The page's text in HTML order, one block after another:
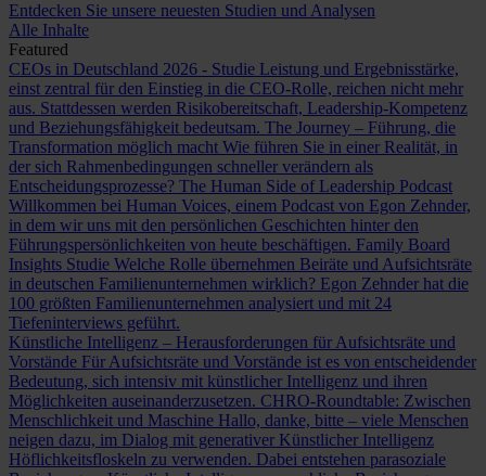
Entdecken Sie unsere neuesten Studien und Analysen
Alle Inhalte
Featured
CEOs in Deutschland 2026 - Studie Leistung und Ergebnisstärke,
einst zentral für den Einstieg in die CEO-Rolle, reichen nicht mehr
aus. Stattdessen werden Risikobereitschaft, Leadership-Kompetenz
und Beziehungsfähigkeit bedeutsam. The Journey – Führung, die
Transformation möglich macht Wie führen Sie in einer Realität, in
der sich Rahmenbedingungen schneller verändern als
Entscheidungsprozesse? The Human Side of Leadership Podcast
Willkommen bei Human Voices, einem Podcast von Egon Zehnder,
in dem wir uns mit den persönlichen Geschichten hinter den
Führungspersönlichkeiten von heute beschäftigen. Family Board
Insights Studie Welche Rolle übernehmen Beiräte und Aufsichtsräte
in deutschen Familienunternehmen wirklich? Egon Zehnder hat die
100 größten Familienunternehmen analysiert und mit 24
Tiefeninterviews geführt.
Künstliche Intelligenz – Herausforderungen für Aufsichtsräte und
Vorstände Für Aufsichtsräte und Vorstände ist es von entscheidender
Bedeutung, sich intensiv mit künstlicher Intelligenz und ihren
Möglichkeiten auseinanderzusetzen. CHRO-Roundtable: Zwischen
Menschlichkeit und Maschine Hallo, danke, bitte – viele Menschen
neigen dazu, im Dialog mit generativer Künstlicher Intelligenz
Höflichkeitsfloskeln zu verwenden. Dabei entstehen parasoziale